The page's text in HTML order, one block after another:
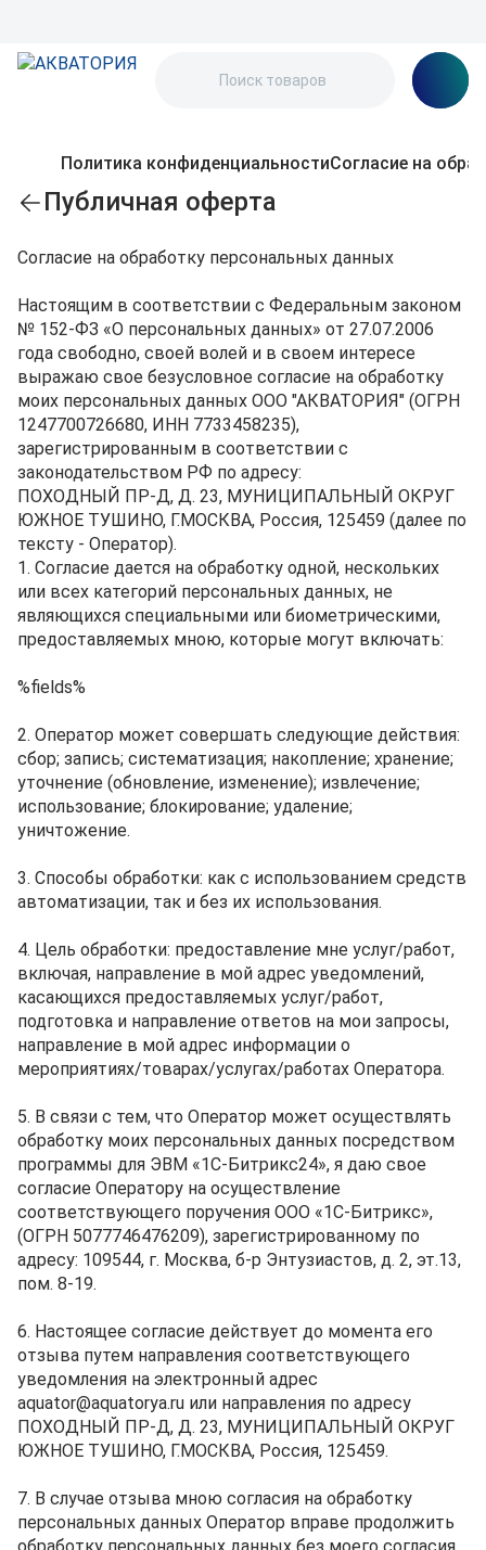
Политика конфиденциальностиСогласие на
Публичная оферта
Согласие на обработку персональных данных
Настоящим в соответствии с Федеральным законом
№ 152-ФЗ «О персональных данных» от 27.07.2006
года свободно, своей волей и в своем интересе
выражаю свое безусловное согласие на обработку
моих персональных данных ООО "АКВАТОРИЯ" (ОГРН
1247700726680, ИНН 7733458235),
зарегистрированным в соответствии с
законодательством РФ по адресу:
ПОХОДНЫЙ ПР-Д, Д. 23, МУНИЦИПАЛЬНЫЙ ОКРУГ
ЮЖНОЕ ТУШИНО, Г.МОСКВА, Россия, 125459 (далее по
тексту - Оператор).
1. Согласие дается на обработку одной, нескольких
или всех категорий персональных данных, не
являющихся специальными или биометрическими,
предоставляемых мною, которые могут включать:
%fields%
2. Оператор может совершать следующие действия:
сбор; запись; систематизация; накопление; хранение;
уточнение (обновление, изменение); извлечение;
использование; блокирование; удаление;
уничтожение.
3. Способы обработки: как с использованием средств
автоматизации, так и без их использования.
4. Цель обработки: предоставление мне услуг/работ,
включая, направление в мой адрес уведомлений,
касающихся предоставляемых услуг/работ,
подготовка и направление ответов на мои запросы,
направление в мой адрес информации о
мероприятиях/товарах/услугах/работах Оператора.
5. В связи с тем, что Оператор может осуществлять
обработку моих персональных данных посредством
программы для ЭВМ «1С-Битрикс24», я даю свое
согласие Оператору на осуществление
соответствующего поручения ООО «1С-Битрикс»,
(ОГРН 5077746476209), зарегистрированному по
адресу: 109544, г. Москва, б-р Энтузиастов, д. 2, эт.13,
пом. 8-19.
6. Настоящее согласие действует до момента его
отзыва путем направления соответствующего
уведомления на электронный адрес
aquator@aquatorya.ru или направления по адресу
ПОХОДНЫЙ ПР-Д, Д. 23, МУНИЦИПАЛЬНЫЙ ОКРУГ
ЮЖНОЕ ТУШИНО, Г.МОСКВА, Россия, 125459.
7. В случае отзыва мною согласия на обработку
персональных данных Оператор вправе продолжить